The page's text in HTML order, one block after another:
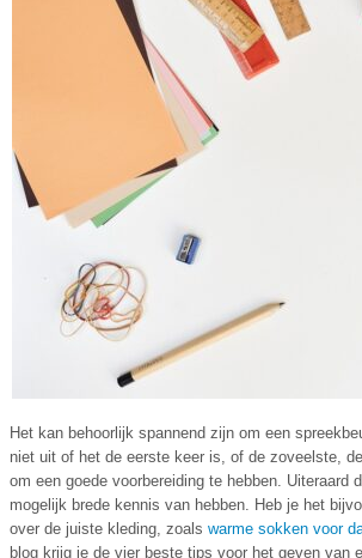
Het kan behoorlijk spannend zijn om een
niet uit of het de eerste keer is, of de zoveelste,
om een goede voorbereiding te hebben. Uiteraard
mogelijk brede kennis van hebben. Heb je het
over de juiste kleding, zoals warme sokken voor
blog krijg je de vier beste tips voor het geven van